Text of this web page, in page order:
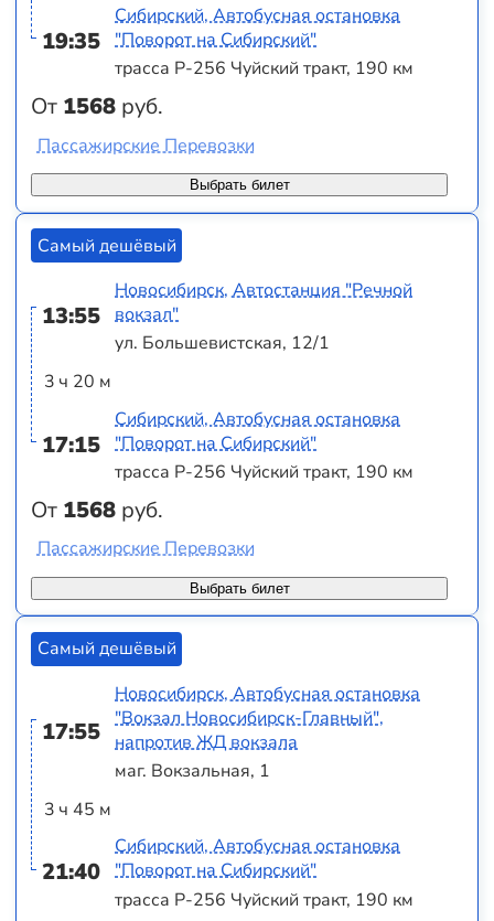
19:35
От 1568 руб.
Сибирский, Автобусная остановка
"Поворот на Сибирский"
трасса Р-256 Чуйский тракт, 190 км
Выбрать билет
Пассажирские Перевозки
Самый дешёвый
13:55
3 ч 20 м
17:15
От 1568 руб.
Новосибирск, Автостанция "Речной
вокзал"
ул. Большевистская, 12/1
Сибирский, Автобусная остановка
"Поворот на Сибирский"
трасса Р-256 Чуйский тракт, 190 км
Выбрать билет
Пассажирские Перевозки
Самый дешёвый
17:55
3 ч 45 м
21:40
Новосибирск, Автобусная остановка
"Вокзал Новосибирск-Главный",
напротив ЖД вокзала
маг. Вокзальная, 1
Сибирский, Автобусная остановка
"Поворот на Сибирский"
трасса Р-256 Чуйский тракт, 190 км